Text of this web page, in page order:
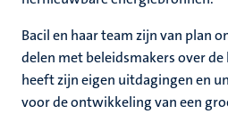
Bacil en haar team zijn van plan
delen met beleidsmakers over de
heeft zijn eigen uitdagingen en
voor de ontwikkeling van een